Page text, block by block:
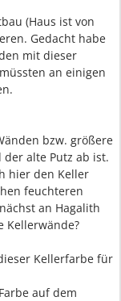
(Haus ist von
Gedacht habe
mit dieser
an einigen
bzw. größere
alte Putz ab ist.
hier den Keller
feuchteren
an Hagalith
Kellerwände?
Kellerfarbe für
auf dem